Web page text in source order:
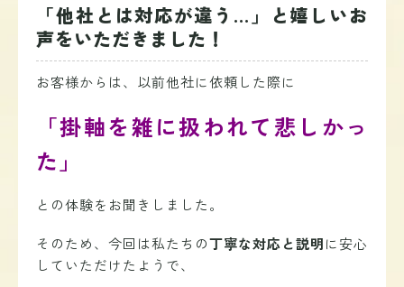
「他社とは対応が違う…」と嬉しいお
声をいただきました！
お客様からは、以前他社に依頼した際に
「掛軸を雑に扱われて悲しかっ
た」
との体験をお聞きしました。
そのため、今回は私たちの丁寧な対応と説明に安心
していただけたようで、